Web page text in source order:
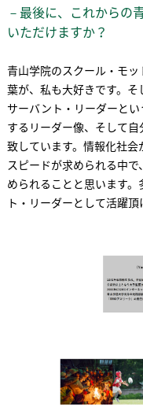
－最後に、これからの
いただけますか？
青山学院のスクール・モ
葉が、私も大好きです。
サーバント・リーダーと
するリーダー像、そして
致しています。情報化社
スピードが求められる中
められることと思います
ト・リーダーとして活躍頂